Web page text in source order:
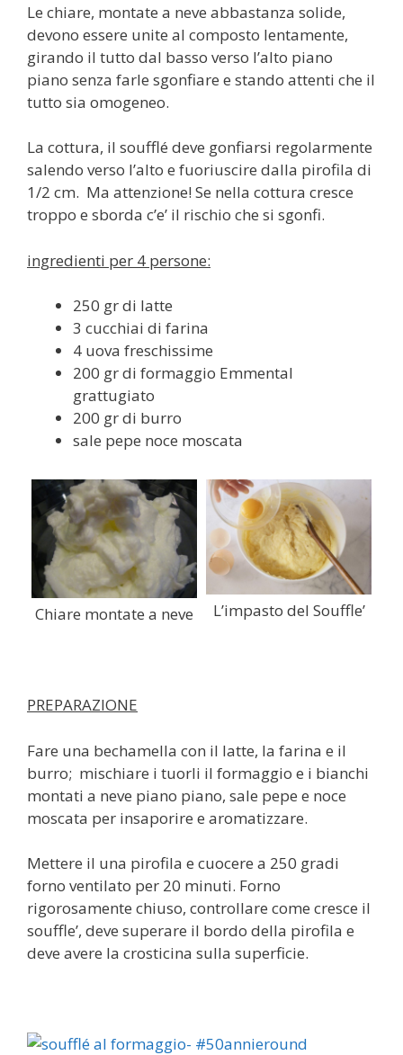
Le chiare, montate a neve abbastanza solide,
devono essere unite al composto lentamente,
girando il tutto dal basso verso l’alto piano
piano senza farle sgonfiare e stando attenti che il
tutto sia omogeneo.
La cottura, il soufflé deve gonfiarsi regolarmente
salendo verso l’alto e fuoriuscire dalla pirofila di
1/2 cm. Ma attenzione! Se nella cottura cresce
troppo e sborda c’e’ il rischio che si sgonfi.
ingredienti per 4 persone:
250 gr di latte
3 cucchiai di farina
4 uova freschissime
200 gr di formaggio Emmental
grattugiato
200 gr di burro
sale pepe noce moscata
Chiare montate a neve L’impasto del Souffle’
PREPARAZIONE
Fare una bechamella con il latte, la farina e il
burro; mischiare i tuorli il formaggio e i bianchi
montati a neve piano piano, sale pepe e noce
moscata per insaporire e aromatizzare.
Mettere il una pirofila e cuocere a 250 gradi
forno ventilato per 20 minuti. Forno
rigorosamente chiuso, controllare come cresce il
souffle’, deve superare il bordo della pirofila e
deve avere la crosticina sulla superficie.